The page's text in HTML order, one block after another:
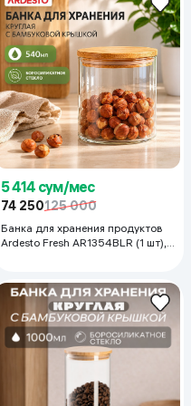
5 414 сум/мес
74 250125 000
Банка для хранения продуктов
Ardesto Fresh AR1354BLR (1 шт),